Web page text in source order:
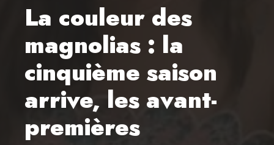
La couleur des
magnolias : la
cinquième saison
arrive, les avant-
premières